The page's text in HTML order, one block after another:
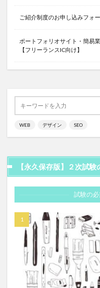
ご紹介制度のお申し込みフォ
ポートフォリオサイト・簡易
【フリーランスIC向け】
WEB デザイン SEO
【永久保存版】２次試
試験の